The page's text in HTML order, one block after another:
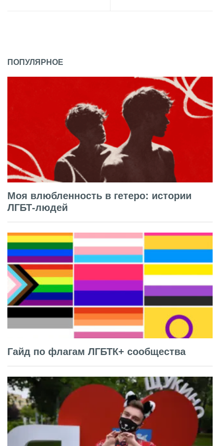
ПОПУЛЯРНОЕ
Моя влюбленность в гетеро: истории
ЛГБТ-людей
Гайд по флагам ЛГБТК+ сообщества